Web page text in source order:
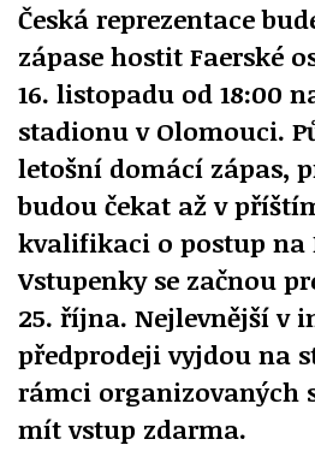
Česká reprezentace
zápase hostit Faerské
16. listopadu od 18:00
stadionu v Olomouci.
letošní domácí zápas,
budou čekat až v
kvalifikaci o postup na
Vstupenky se začnou
25. října. Nejlevnější v
předprodeji vyjdou na
rámci organizovaných
mít vstup zdarma.